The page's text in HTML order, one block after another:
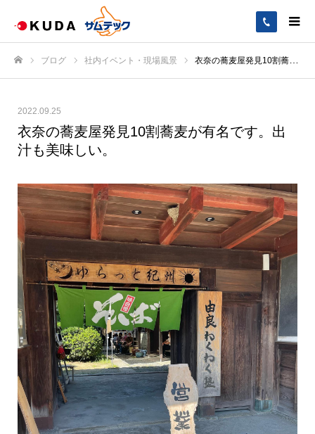
ブログ 社内イベント・現場風景 衣奈の蕎麦屋発見️10割蕎麦が有名です。出汁も美味しい。
2022.09.25
衣奈の蕎麦屋発見️10割蕎麦が有名です。出
汁も美味しい。